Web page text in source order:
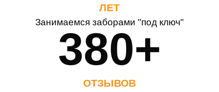
ЛЕТ
Занимаемся заборами "под ключ"
380+
ОТЗЫВОВ